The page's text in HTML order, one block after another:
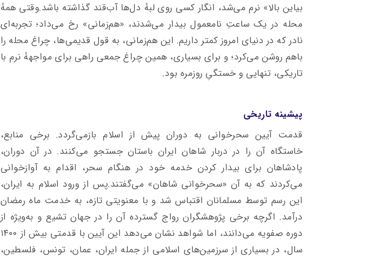
بیاین بالا» نرم می‌شد، انگار کسی روی لبهٔ دل‌ها آب‌قند گذاشته باشد.وقتی همهٔ
محله در یک ساعتِ نامعمول بیدار می‌شدند، «هم‌زمانی» رخ می‌داد؛ تجربه‌ای
نادر که در دنیای امروز کمتر داریم. این هم‌زمانی، به قول قدیمی‌ها، چراغ محله را
باهم روشن می‌کرد؛ و برای بسیاری، همین چراغ جمعی راهی برای مواجههٔ نرم با
تاریکی، تنهایی و خستگیِ روزمره بود.
پیشینه تاریخی
قدمت آیین سحرخوانی به دوران پیش از اسلام بازمی‌گردد. برخی منابع،
خاستگاه آن را در دربار شاهان ایران باستان جستجو می‌کنند. در آن دوران،
پادشاهان برای بیدار کردن خدمه خود در هنگام سحر، اقدام به آوازخوانی
می‌کردند که به آن «سحرخوانی شاهان» می‌گفتند.پس از ورود اسلام به ایران،
این رسم توسط مسلمانان اقتباس شد و با معنویتی تازه، به خدمت ماه رمضان
درآمد. اگرچه برخی پژوهشگران رواج گسترده آن را در جهان تشیع و به‌ویژه از
دوره صفویه می‌دانند، اما شواهد نشان می‌دهد این آیین با قدمتی بیش از ۱۴۰۰
سال، در بسیاری از سرزمین‌های اسلامی از جمله ایران، عمان، تونس، فلسطین،